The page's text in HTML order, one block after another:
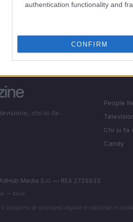
authentication functionality and
CONFIRM
chi-si-fa-
People
Chi si fa
Candy
Media S.r.l. — REA 2729933
— Italia
supporto di strumenti digitali e realizzati in